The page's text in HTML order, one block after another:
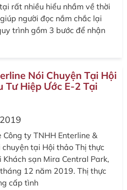
rất nhiều hiểu nhầm về thời
người đọc nắm chắc lại
trình gồm 3 bước để nhận
Nói Chuyện Tại Hội
Tư Hiệp Ước E-2 Tại
ty TNHH Enterline &
tại Hội thảo Thị thực
sạn Mira Central Park,
12 năm 2019. Thị thực
cấp tình